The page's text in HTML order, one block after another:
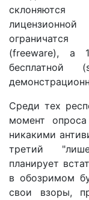
(freeware), а
бесплатной
Среди тех
момент
никакими
третий
планирует
в обозримом
свои взоры,